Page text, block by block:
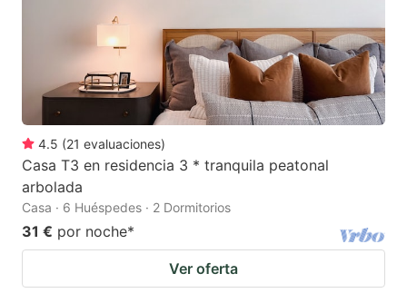
4.5 (21 evaluaciones)
Casa T3 en residencia 3 * tranquila peatonal
arbolada
Casa · 6 Huéspedes · 2 Dormitorios
31 € por noche*
Ver oferta